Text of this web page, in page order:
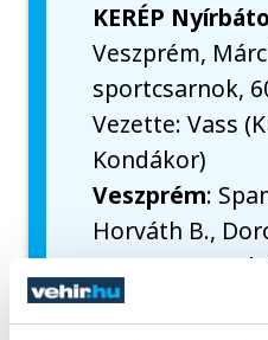
KERÉP
Veszprém,
sportcsarnok,
Vezette: Vass
Kondákor)
Veszprém:
Horváth B.,
Csere: Koncsol
Molnár D.,